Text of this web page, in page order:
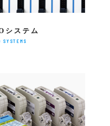
システム
SYSTEMS